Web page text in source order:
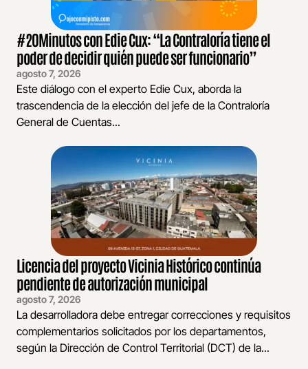
#20Minutos con Edie Cux: “La Contraloría tiene el
poder de decidir quién puede ser funcionario”
agosto 7, 2026
Este diálogo con el experto Edie Cux, aborda la
trascendencia de la elección del jefe de la Contraloría
General de Cuentas...
Licencia del proyecto Vicinia Histórico continúa
pendiente de autorización municipal
agosto 7, 2026
La desarrolladora debe entregar correcciones y requisitos
complementarios solicitados por los departamentos,
según la Dirección de Control Territorial (DCT) de la...